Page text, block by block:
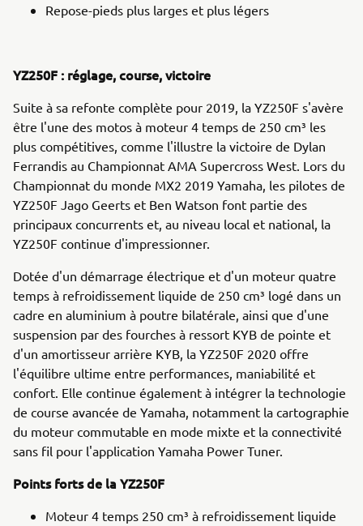
Repose-pieds plus larges et plus légers
YZ250F : réglage, course, victoire
Suite à sa refonte complète pour 2019, la YZ250F s'avère
être l'une des motos à moteur 4 temps de 250 cm³ les
plus compétitives, comme l'illustre la victoire de Dylan
Ferrandis au Championnat AMA Supercross West. Lors du
Championnat du monde MX2 2019 Yamaha, les pilotes de
YZ250F Jago Geerts et Ben Watson font partie des
principaux concurrents et, au niveau local et national, la
YZ250F continue d'impressionner.
Dotée d'un démarrage électrique et d'un moteur quatre
temps à refroidissement liquide de 250 cm³ logé dans un
cadre en aluminium à poutre bilatérale, ainsi que d'une
suspension par des fourches à ressort KYB de pointe et
d'un amortisseur arrière KYB, la YZ250F 2020 offre
l'équilibre ultime entre performances, maniabilité et
confort. Elle continue également à intégrer la technologie
de course avancée de Yamaha, notamment la cartographie
du moteur commutable en mode mixte et la connectivité
sans fil pour l'application Yamaha Power Tuner.
Points forts de la YZ250F
Moteur 4 temps 250 cm³ à refroidissement liquide